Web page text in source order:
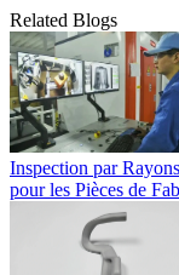
Related Blogs
Inspection par
pour les Pièces de